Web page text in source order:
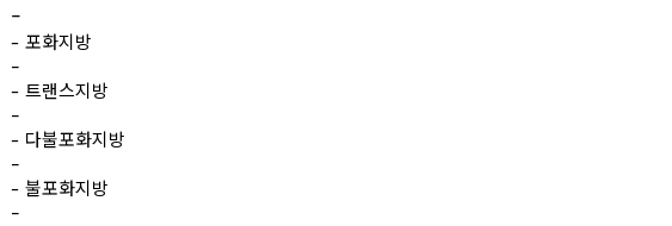
-
- 포화지방
-
- 트랜스지방
-
- 다불포화지방
-
- 불포화지방
-